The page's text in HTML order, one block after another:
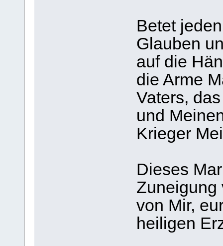
Betet
Glauben
auf die
die Arme
Vaters,
und
Krieger
Dieses
Zuneigung
von Mir,
heiligen